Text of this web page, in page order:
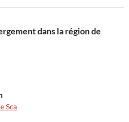
dans la région de
Sca